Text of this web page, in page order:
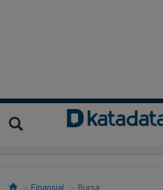
Finansial Bursa